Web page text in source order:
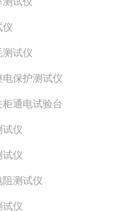
仪
测试仪
电保护测试仪
柜通电试验台
试仪
试仪
阻测试仪
试仪